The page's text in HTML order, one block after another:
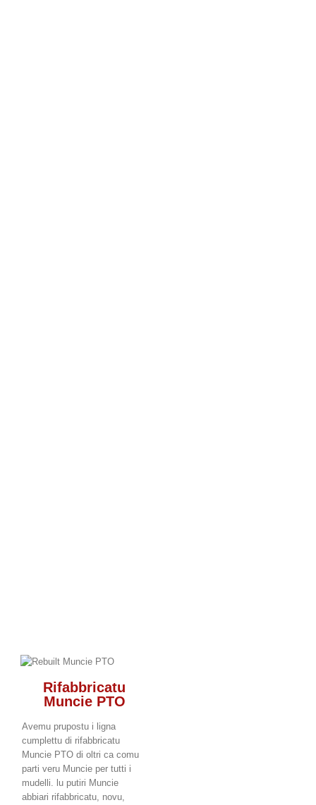
Rifabbricatu
Muncie PTO
Avemu prupostu i ligna
cumplettu di rifabbricatu
Muncie PTO di oltri ca comu
parti veru Muncie per tutti i
mudelli. lu putiri Muncie
abbiari rifabbricatu, novu,